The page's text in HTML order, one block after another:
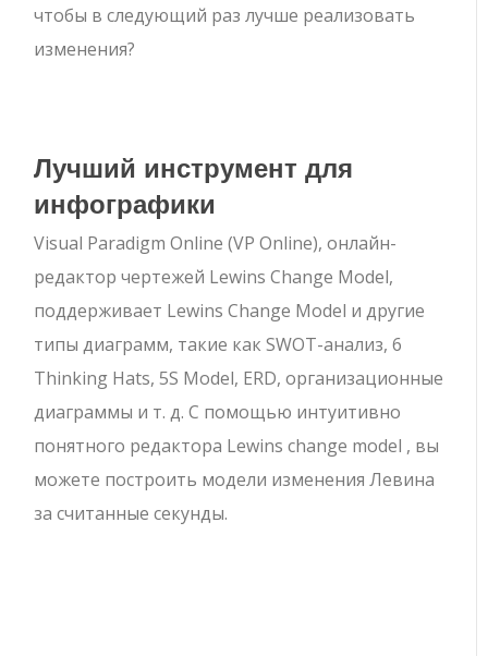
чтобы в следующий раз лучше реализовать
изменения?
Лучший инструмент для
инфографики
Visual Paradigm Online (VP Online), онлайн-
редактор чертежей Lewins Change Model,
поддерживает Lewins Change Model и другие
типы диаграмм, такие как SWOT-анализ, 6
Thinking Hats, 5S Model, ERD, организационные
диаграммы и т. д. С помощью интуитивно
понятного редактора Lewins change model , вы
можете построить модели изменения Левина
за считанные секунды.